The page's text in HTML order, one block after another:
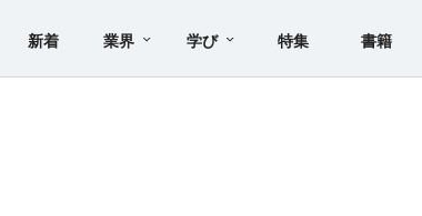
新着 業界 学び 特集 書籍